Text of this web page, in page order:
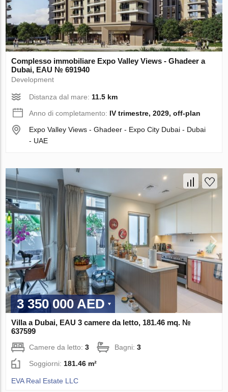
Complesso immobiliare Expo Valley Views - Ghadeer a
Dubai, EAU № 691940
Development
Distanza dal mare:11.5 km
Anno di completamento: IV trimestre, 2029, off-plan
Expo Valley Views - Ghadeer - Expo City Dubai - Dubai
- UAE
3 350 000 AED
Villa a Dubai, EAU 3 camere da letto, 181.46 mq. №
637599
Camere da letto:3 Bagni:3
Soggiorni: 181.46 m²
EVA Real Estate LLC